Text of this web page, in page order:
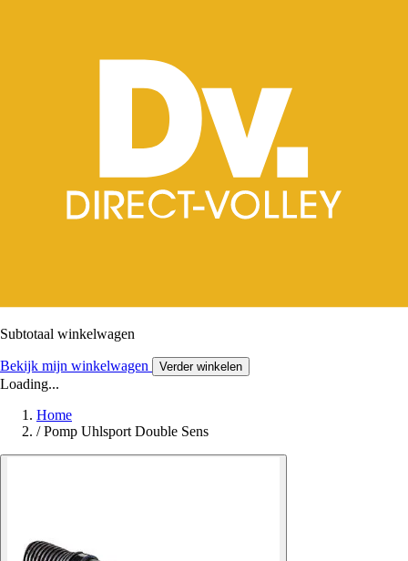
Subtotaal winkelwagen
Bekijk mijn winkelwagen Verder winkelen
Loading...
Home
/ Pomp Uhlsport Double Sens